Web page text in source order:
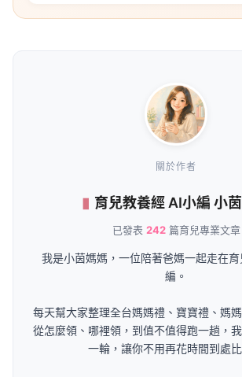
關於作者
育兒教養經 AI小編 小
已發表 242篇育兒專業文章
我是小茵媽媽，一位陪著爸媽一起走在
編。
每天幫大家整理全台媽媽禮、寶寶禮、媽
從怎麼領、哪裡領，到值不值得跑一趟，
一輪，讓你不用再花時間到處比